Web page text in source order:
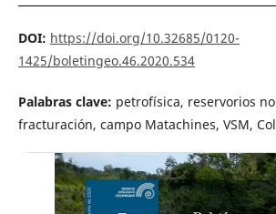
DOI: https://doi.org/10.32685/0120-
1425/boletingeo.46.2020.534
Palabras clave: petrofísica, reservorios
fracturación, campo Matachines, VSM,